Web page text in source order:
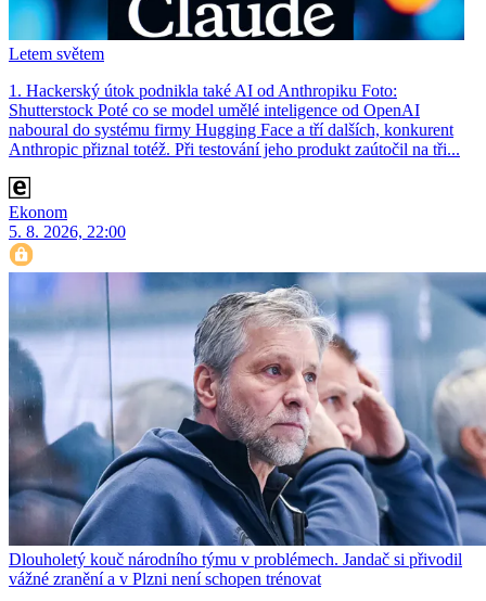
Letem světem
1. Hackerský útok podnikla také AI od Anthropiku Foto:
Shutterstock Poté co se model umělé inteligence od OpenAI
naboural do systému firmy Hugging Face a tří dalších, konkurent
Anthro­pic přiznal totéž. Při testování jeho produkt zaútočil na tři...
Ekonom
5. 8. 2026, 22:00
Dlouholetý kouč národního týmu v problémech. Jandač si přivodil
vážné zranění a v Plzni není schopen trénovat